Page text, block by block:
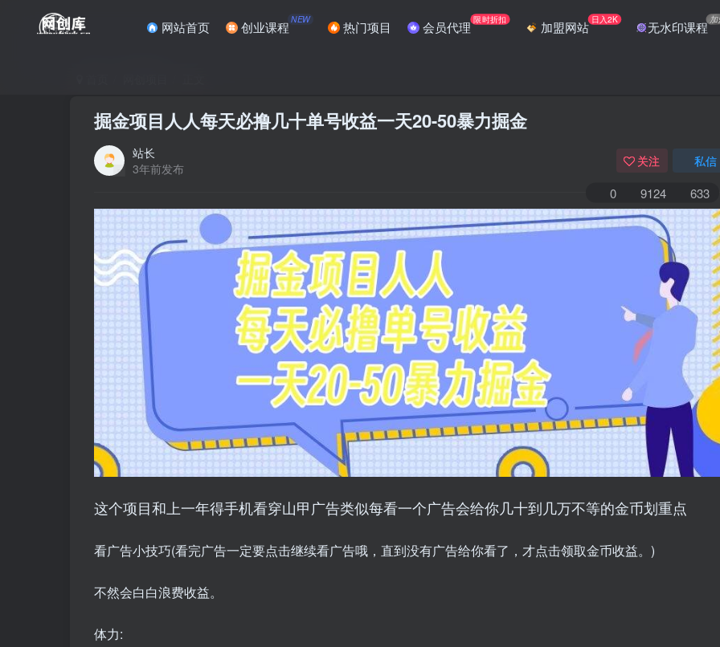
网站首页 创业课程 NEW 热门项目 会员代理 限时折扣 加盟网站 日入2K 无水印课程
掘金项目人人每天必撸几十单号收益一天20-50暴力掘金
站长
3年前发布
关注 私信
0 9124 633
这个项目和上一年得手机看穿山甲广告类似每看一个广告会给你几十到几万不等的金币划重点
看广告小技巧(看完广告一定要点击继续看广告哦，直到没有广告给你看了，才点击领取金币收益。)
不然会白白浪费收益。
体力: